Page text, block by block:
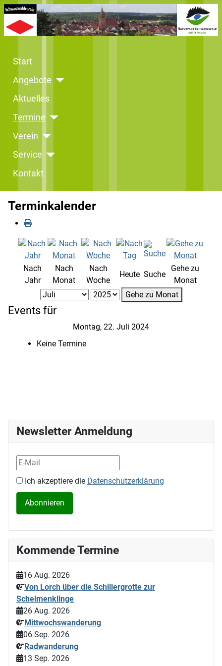
Start
Angebote
Aktuelles
Termine
Verein
Service
Kontakt
Terminkalender
Nach
Jahr
Nach
Monat
Nach
Woche
Heute Suche
Gehe zu
Monat
Gehe zu Monat
Events für
Montag, 22. Juli 2024
Keine Termine
Newsletter Anmeldung
Ich akzeptiere die Datenschutzerklärung
Kommende Termine
16 Aug. 2026
Von Lorch über die Schillergrotte zur
Schelmenklinge
26 Aug. 2026
Mittwochswanderung
06 Sep. 2026
Radwanderung
13 Sep. 2026